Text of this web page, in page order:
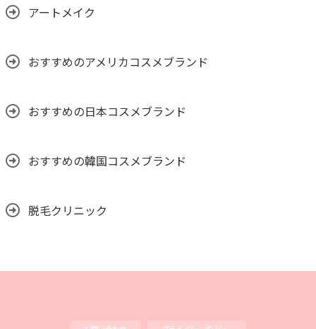
アートメイク
おすすめのアメリカコスメブランド
おすすめの日本コスメブランド
おすすめの韓国コスメブランド
脱毛クリニック